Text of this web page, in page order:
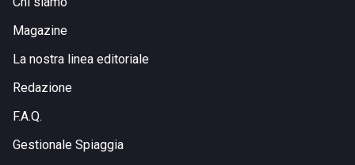
Magazine
La nostra linea editoriale
Redazione
F.A.Q.
Gestionale Spiaggia